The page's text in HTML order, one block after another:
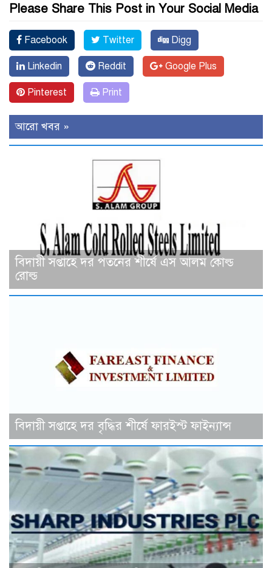
Please Share This Post in Your Social Media
Facebook Twitter Digg
Linkedin Reddit Google Plus
Pinterest Print
আরো খবর »
বিদায়ী সপ্তাহে দর পতনের শীর্ষে এস আলম কোল্ড
রোল্ড
বিদায়ী সপ্তাহে দর বৃদ্ধির শীর্ষে ফারইস্ট ফাইন্যান্স